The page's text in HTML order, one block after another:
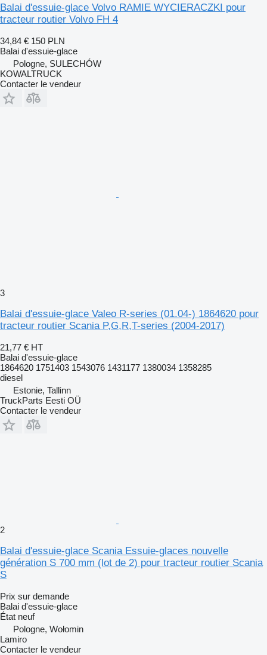
Balai d'essuie-glace Volvo RAMIE WYCIERACZKI pour
tracteur routier Volvo FH 4
34,84 € 150 PLN
Balai d'essuie-glace
Pologne, SULECHÓW
KOWALTRUCK
Contacter le vendeur
3
Balai d'essuie-glace Valeo R-series (01.04-) 1864620 pour
tracteur routier Scania P,G,R,T-series (2004-2017)
21,77 € HT
Balai d'essuie-glace
1864620 1751403 1543076 1431177 1380034 1358285
diesel
Estonie, Tallinn
TruckParts Eesti OÜ
Contacter le vendeur
2
Balai d'essuie-glace Scania Essuie-glaces nouvelle
génération S 700 mm (lot de 2) pour tracteur routier Scania
S
Prix sur demande
Balai d'essuie-glace
État neuf
Pologne, Wołomin
Lamiro
Contacter le vendeur